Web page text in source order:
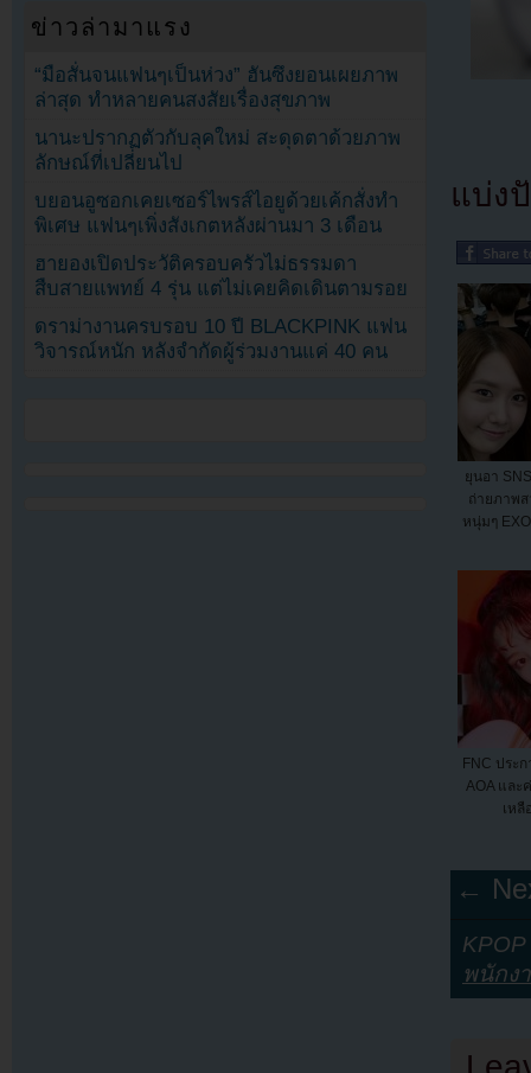
แบ่ง
ยุนอา
ถ่ายภาพ
หนุ่มๆ
FNC ประ
AOA แล
เห
←
พนักง
ข่าวล่ามาแรง
“มือสั่นจนแฟนๆเป็นห่วง” ฮันซึงยอนเผยภาพ
ล่าสุด ทำหลายคนสงสัยเรื่องสุขภาพ
นานะปรากฏตัวกับลุคใหม่ สะดุดตาด้วยภาพ
ลักษณ์ที่เปลี่ยนไป
บยอนอูซอกเคยเซอร์ไพรส์ไอยูด้วยเค้กสั่งทำ
พิเศษ แฟนๆเพิ่งสังเกตหลังผ่านมา 3 เดือน
ฮายองเปิดประวัติครอบครัวไม่ธรรมดา
สืบสายแพทย์ 4 รุ่น แต่ไม่เคยคิดเดินตามรอย
ดราม่างานครบรอบ 10 ปี BLACKPINK แฟน
วิจารณ์หนัก หลังจำกัดผู้ร่วมงานแค่ 40 คน